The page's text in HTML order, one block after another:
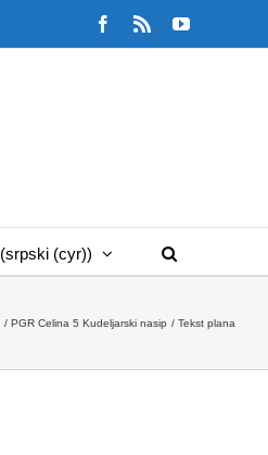
Facebook
Rss YouTube
(srpski (cyr))
PGR Celina 5 Kudeljarski nasip Tekst plana